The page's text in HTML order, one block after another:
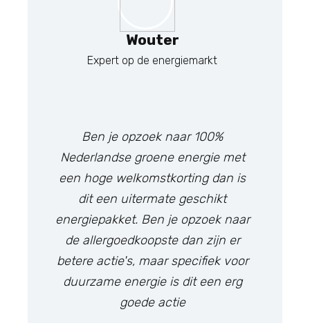
Wouter
Expert op de energiemarkt
Ben je opzoek naar 100%
Nederlandse groene energie met
een hoge welkomstkorting dan is
dit een uitermate geschikt
energiepakket. Ben je opzoek naar
de allergoedkoopste dan zijn er
betere actie's, maar specifiek voor
duurzame energie is dit een erg
goede actie